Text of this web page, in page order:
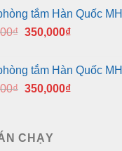
400,000₫.là:
350,000₫.
tắm Hàn Quốc
₫ Giá
400,000₫.
350,000₫Giá
là:
350,000₫.
tắm Hàn Quốc
₫ Giá
400,000₫.
350,000₫Giá
CHẠY